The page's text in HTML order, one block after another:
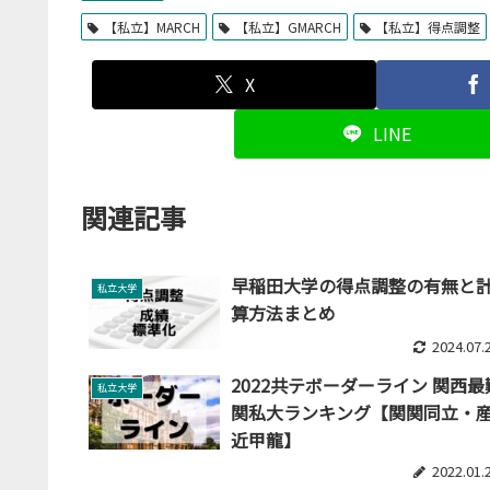
【私立】MARCH 【私立】GMARCH 【私立】得点調整
X
LINE
関連記事
私立大学
早稲田大学の得点調整の有無と
算方法まとめ
私立大学
2022共テボーダーライン 関西最
関私大ランキング【関関同立・
近甲龍】